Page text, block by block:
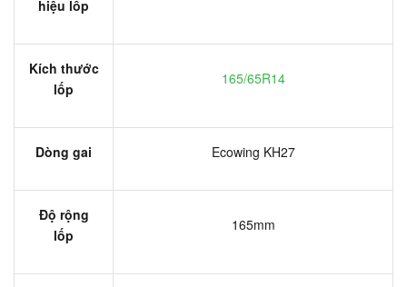
hiệu lốp
Kích thước
lốp
165/65R14
Dòng gai Ecowing KH27
Độ rộng
lốp
165mm